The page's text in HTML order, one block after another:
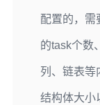
配置的，需
的task个数
列、链表等
结构体大小